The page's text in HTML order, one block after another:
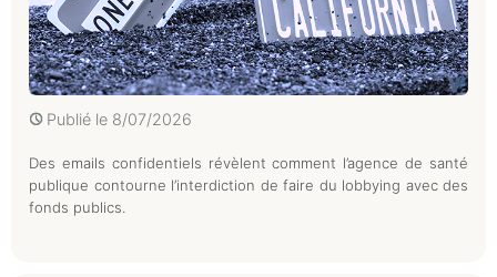
Publié le 8/07/2026
Des emails confidentiels révèlent comment l’agence de santé
publique contourne l’interdiction de faire du lobbying avec des
fonds publics.